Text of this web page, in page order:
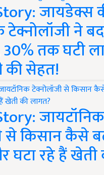
जायडेक्स
टेक्नोलॉजी ने
30% तक घटी
की सेहत!
जायटॉनिक
से किसान कैसे
घटा रहे हैं खेती